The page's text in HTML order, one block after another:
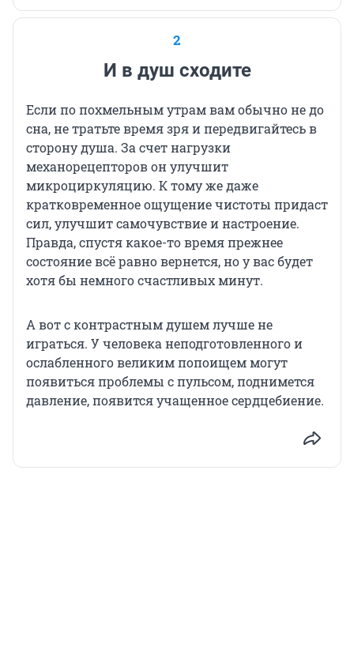
2
И в душ сходите
Если по похмельным утрам вам обычно не до
сна, не тратьте время зря и передвигайтесь в
сторону душа. За счет нагрузки
механорецепторов он улучшит
микроциркуляцию. К тому же даже
кратковременное ощущение чистоты придаст
сил, улучшит самочувствие и настроение.
Правда, спустя какое-то время прежнее
состояние всё равно вернется, но у вас будет
хотя бы немного счастливых минут.
А вот с контрастным душем лучше не
играться. У человека неподготовленного и
ослабленного великим попоищем могут
появиться проблемы с пульсом, поднимется
давление, появится учащенное сердцебиение.